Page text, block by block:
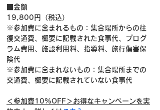
■金額
19,800円（税込）
※参加費に含まれるもの：集合場所からの往
復交通費、概要に記載された食事代、プログ
ラム費用、施設利用料、指導料、旅行傷害保
険代
※参加費に含まれないもの：集合場所までの
交通費、概要に記載されていない食事代
＜参加費10%OFF＞お得なキャンペーンを実